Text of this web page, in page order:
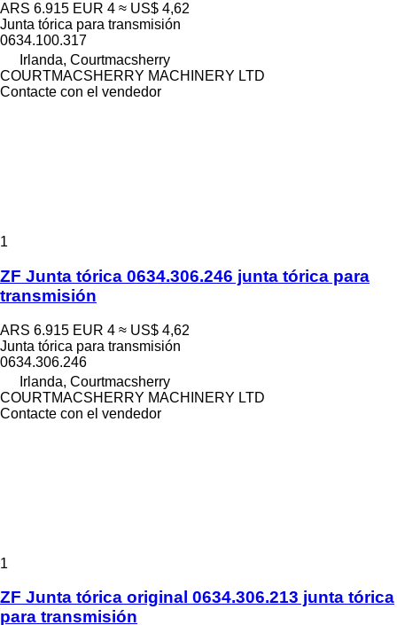
ARS 6.915 EUR 4 ≈ US$ 4,62
Junta tórica para transmisión
0634.100.317
Irlanda, Courtmacsherry
COURTMACSHERRY MACHINERY LTD
Contacte con el vendedor
1
ZF Junta tórica 0634.306.246 junta tórica para
transmisión
ARS 6.915 EUR 4 ≈ US$ 4,62
Junta tórica para transmisión
0634.306.246
Irlanda, Courtmacsherry
COURTMACSHERRY MACHINERY LTD
Contacte con el vendedor
1
ZF Junta tórica original 0634.306.213 junta tórica
para transmisión